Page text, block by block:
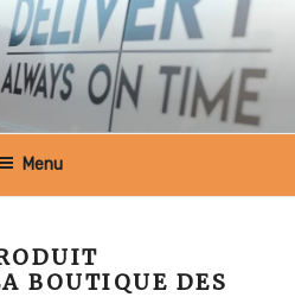
BELGIQUE
Menu
BOUTIQUE DES